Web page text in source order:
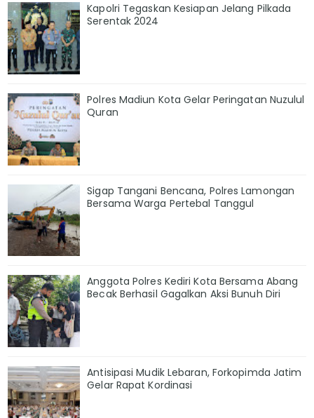
Kapolri Tegaskan Kesiapan Jelang Pilkada
Serentak 2024
Polres Madiun Kota Gelar Peringatan Nuzulul
Quran
Sigap Tangani Bencana, Polres Lamongan
Bersama Warga Pertebal Tanggul
Anggota Polres Kediri Kota Bersama Abang
Becak Berhasil Gagalkan Aksi Bunuh Diri
Antisipasi Mudik Lebaran, Forkopimda Jatim
Gelar Rapat Kordinasi